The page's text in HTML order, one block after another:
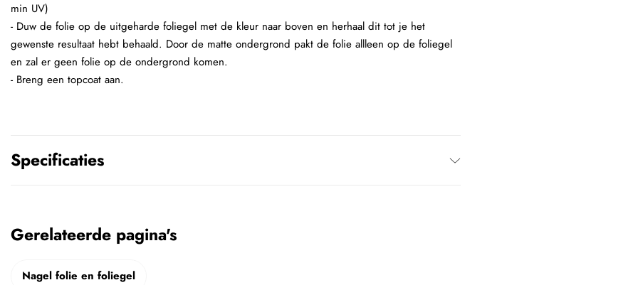
min UV)
- Duw de folie op de uitgeharde foliegel met de kleur naar boven en herhaal dit tot je het
gewenste resultaat hebt behaald. Door de matte ondergrond pakt de folie allleen op de foliegel
en zal er geen folie op de ondergrond komen.
- Breng een topcoat aan.
Specificaties
Gerelateerde pagina's
Nagel folie en foliegel